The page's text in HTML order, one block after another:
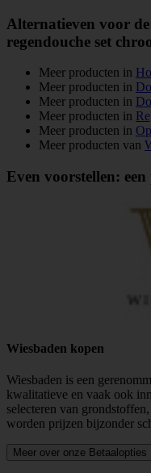
Alternatieven voor
regendouche set
Meer producten in
Meer producten in
Meer producten in
Meer producten in
Meer producten in
Meer producten van
Even voorstellen:
Wiesbaden kopen
Wiesbaden is een
kwalitatieve en vaak ook
selecteren van
worden prijzen bijzonder
Meer over onze Betaalopties